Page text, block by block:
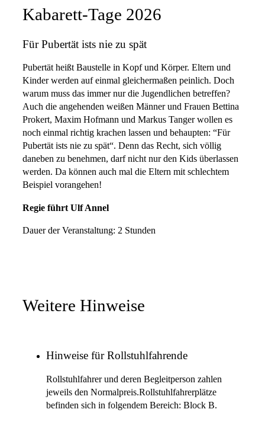
Kabarett-Tage 2026
Für Pubertät ists nie zu spät
Pubertät heißt Baustelle in Kopf und Körper. Eltern und
Kinder werden auf einmal gleichermaßen peinlich. Doch
warum muss das immer nur die Jugendlichen betreffen?
Auch die angehenden weißen Männer und Frauen Bettina
Prokert, Maxim Hofmann und Markus Tanger wollen es
noch einmal richtig krachen lassen und behaupten: “Für
Pubertät ists nie zu spät“. Denn das Recht, sich völlig
daneben zu benehmen, darf nicht nur den Kids überlassen
werden. Da können auch mal die Eltern mit schlechtem
Beispiel vorangehen!
Regie führt Ulf Annel
Dauer der Veranstaltung: 2 Stunden
Weitere Hinweise
Hinweise für Rollstuhlfahrende
Rollstuhlfahrer und deren Begleitperson zahlen
jeweils den Normalpreis.Rollstuhlfahrerplätze
befinden sich in folgendem Bereich: Block B.